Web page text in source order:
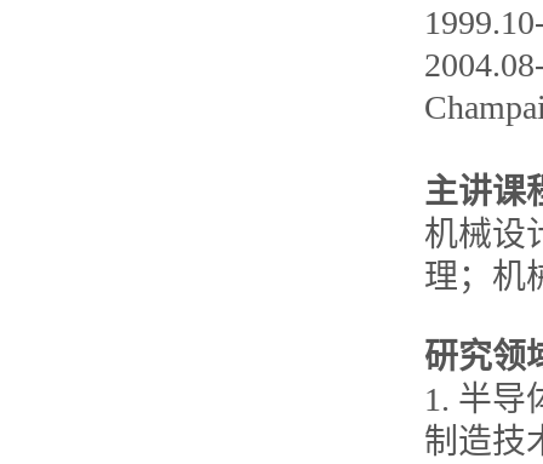
主讲课
机械设
理；机
研究领
1. 半导
制造技